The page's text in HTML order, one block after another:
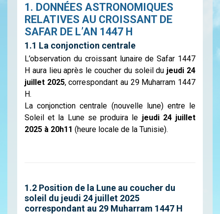
1. DONNÉES ASTRONOMIQUES
RELATIVES AU CROISSANT DE
SAFAR DE L’AN 1447 H
1.1 La conjonction centrale
L’observation du croissant lunaire de Safar 1447
H aura lieu après le coucher du soleil du jeudi 24
juillet 2025, correspondant au 29 Muharram 1447
H.
La conjonction centrale (nouvelle lune) entre le
Soleil et la Lune se produira le jeudi 24 juillet
2025 à 20h11 (heure locale de la Tunisie).
1.2 Position de la Lune au coucher du
soleil du jeudi 24 juillet 2025
correspondant au 29 Muharram 1447 H